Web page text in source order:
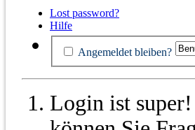
Lost password?
Hilfe
Angemeldet bleiben?
Login ist super!